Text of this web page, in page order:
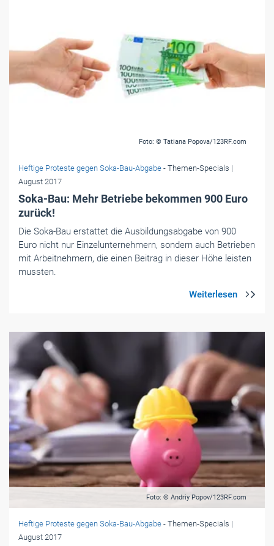
Foto: © Tatiana Popova/123RF.com
Heftige Proteste gegen Soka-Bau-Abgabe - Themen-Specials |
August 2017
Soka-Bau: Mehr Betriebe bekommen 900 Euro
zurück!
Die Soka-Bau erstattet die Ausbildungsabgabe von 900
Euro nicht nur Einzelunternehmern, sondern auch Betrieben
mit Arbeitnehmern, die einen Beitrag in dieser Höhe leisten
mussten.
Foto: © Andriy Popov/123RF.com
Heftige Proteste gegen Soka-Bau-Abgabe - Themen-Specials |
August 2017